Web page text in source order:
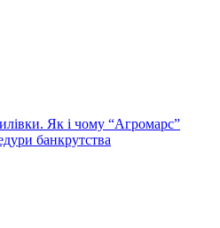
Як і чому “Агромарс”
банкрутства